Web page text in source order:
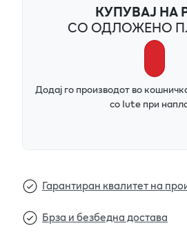
КУПУВАЈ НА
СО ОДЛОЖЕНО
Додај го производот во
со Iute при
Гарантиран квалитет на
Брза и безбедна достава